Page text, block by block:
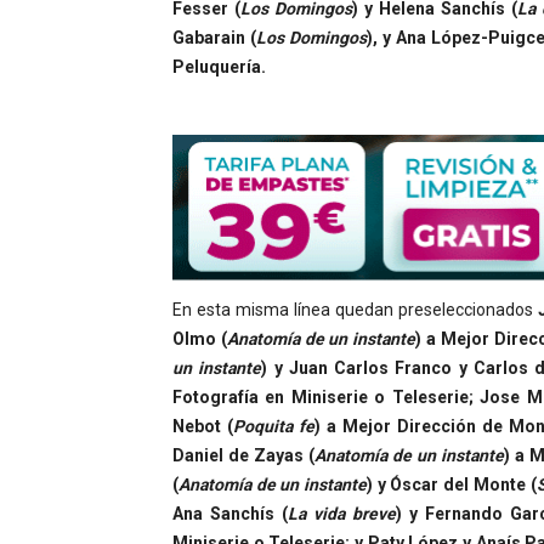
Fesser (Los Domingos) y Helena Sanchís (La
Gabarain (Los Domingos), y Ana López-
Peluquería.
En esta misma línea quedan preseleccionados
Olmo (Anatomía de un instante) a Mejor
un instante) y Juan Carlos Franco y Carlos
Fotografía en Miniserie o Teleserie; Jose
Nebot (Poquita fe) a Mejor Dirección de
Daniel de Zayas (Anatomía de un instante) a
(Anatomía de un instante) y Óscar del Monte (
Ana Sanchís (La vida breve) y Fernando